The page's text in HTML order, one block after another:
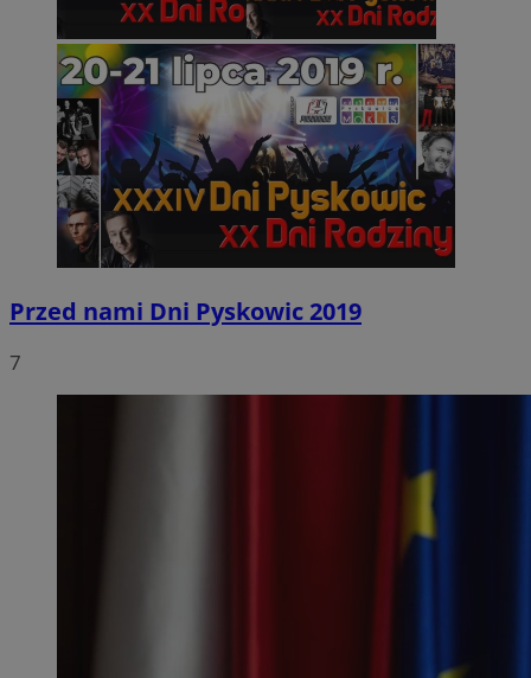
Przed nami Dni Pyskowic 2019
7